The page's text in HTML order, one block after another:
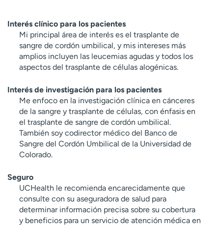
Interés clínico para los pacientes
Mi principal área de interés es el trasplante de
sangre de cordón umbilical, y mis intereses más
amplios incluyen las leucemias agudas y todos los
aspectos del trasplante de células alogénicas.
Interés de investigación para los pacientes
Me enfoco en la investigación clínica en cánceres
de la sangre y trasplante de células, con énfasis en
el trasplante de sangre de cordón umbilical.
También soy codirector médico del Banco de
Sangre del Cordón Umbilical de la Universidad de
Colorado.
Seguro
UCHealth le recomienda encarecidamente que
consulte con su aseguradora de salud para
determinar información precisa sobre su cobertura
y beneficios para un servicio de atención médica en